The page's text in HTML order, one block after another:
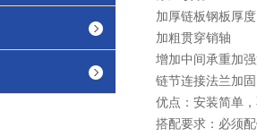
加厚链板钢板厚度
加粗贯穿销轴
增加中间承重加
链节连接法兰加固
优点：安装简单
搭配要求： 必须